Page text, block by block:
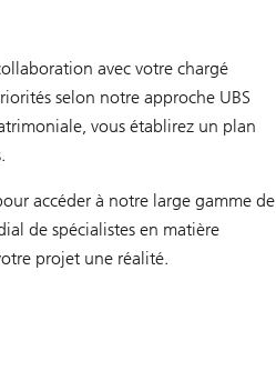
avec votre chargé
selon notre approche UBS
vous établirez un plan
accéder à notre large gamme de
de spécialistes en matière
projet une réalité.